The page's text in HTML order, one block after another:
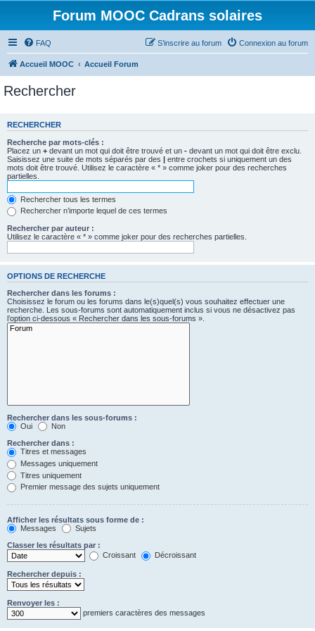
Forum MOOC Cadrans solaires
FAQ Connexion au forum
S’inscrire au forum
Accueil MOOC Accueil Forum
Rechercher
RECHERCHER
Recherche par mots-clés :
Placez un + devant un mot qui doit être trouvé et un - devant un mot qui doit être exclu.
Saisissez une suite de mots séparés par des | entre crochets si uniquement un des
mots doit être trouvé. Utilisez le caractère « * » comme joker pour des recherches
partielles.
Rechercher tous les termes
Rechercher n’importe lequel de ces termes
Rechercher par auteur :
Utilisez le caractère « * » comme joker pour des recherches partielles.
OPTIONS DE RECHERCHE
Rechercher dans les forums :
Choisissez le forum ou les forums dans le(s)quel(s) vous souhaitez effectuer une
recherche. Les sous-forums sont automatiquement inclus si vous ne désactivez pas
l’option ci-dessous « Rechercher dans les sous-forums ».
Rechercher dans les sous-forums :
Oui
Non
Rechercher dans :
Titres et messages
Messages uniquement
Titres uniquement
Premier message des sujets uniquement
Afficher les résultats sous forme de :
Messages
Sujets
Classer les résultats par :
Croissant
Décroissant
Rechercher depuis :
Renvoyer les :
premiers caractères des messages